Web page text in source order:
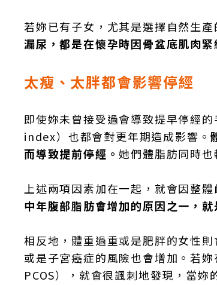
若妳已有子女，尤其是選擇自然生
漏尿，都是在懷孕時因骨盆底肌肉緊
太瘦、太胖都會影響停經
即使妳未曾接受過會導致提早停經
index）也都會對更年期造成影響。
而導致提前停經。她們體脂肪同時
上述兩項因素加在一起，就會因整
中年腹部脂肪會增加的原因之一，
相反地，體重過重或是肥胖的女性
或是子宮癌症的風險也會增加。
PCOS），就會很諷刺地發現，當妳